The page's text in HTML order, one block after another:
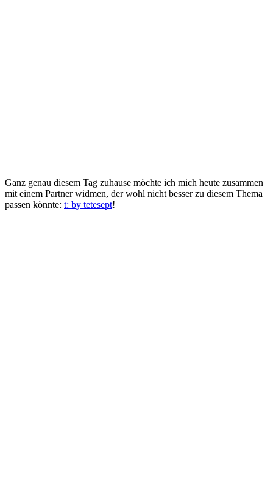
Ganz genau diesem Tag zuhause möchte ich mich heute zusammen
mit einem Partner widmen, der wohl nicht besser zu diesem Thema
passen könnte: t: by tetesept!